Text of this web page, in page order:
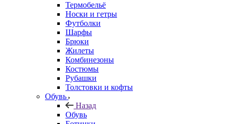
Термобельё
Носки и гетры
Футболки
Шарфы
Брюки
Жилеты
Комбинезоны
Костюмы
Рубашки
Толстовки и кофты
Обувь
Назад
Обувь